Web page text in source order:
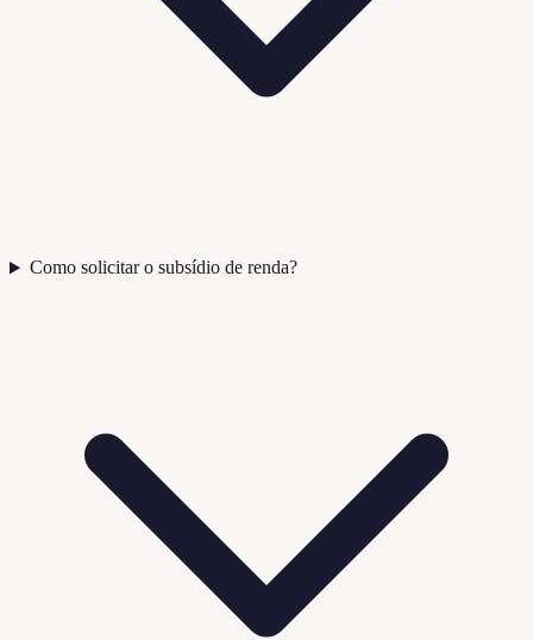
Como solicitar o subsídio de renda?